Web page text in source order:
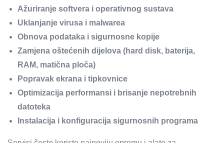
Ažuriranje softvera i operativnog sustava
Uklanjanje virusa i malwarea
Obnova podataka i sigurnosne kopije
Zamjena oštećenih dijelova (hard disk, baterija,
RAM, matična ploča)
Popravak ekrana i tipkovnice
Optimizacija performansi i brisanje nepotrebnih
datoteka
Instalacija i konfiguracija sigurnosnih programa